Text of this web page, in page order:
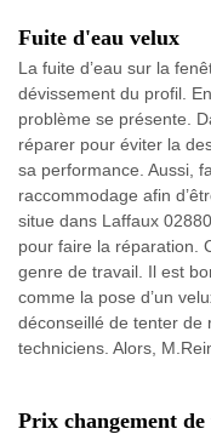
Fuite d'eau velux
La fuite d’eau sur la
dévissement du profil.
problème se présente.
réparer pour éviter la
sa performance. Aussi,
raccommodage afin
situe dans Laffaux
pour faire la réparation.
genre de travail. Il est
comme la pose d’un
déconseillé de tenter de
techniciens. Alors,
Prix changement de